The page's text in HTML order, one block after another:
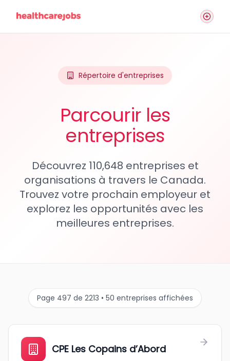
Répertoire d'entreprises
Parcourir les
entreprises
Découvrez 110,648 entreprises et
organisations à travers le Canada.
Trouvez votre prochain employeur et
explorez les opportunités avec les
meilleures entreprises.
Page 497 de 2213 • 50 entreprises affichées
CPE Les Copains d’Abord